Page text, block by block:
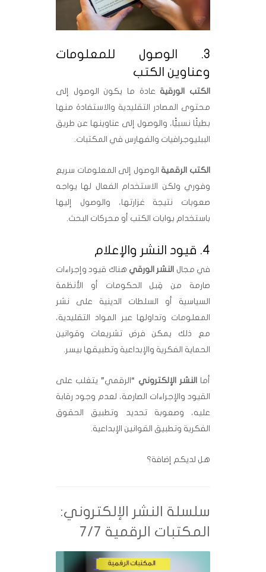
3. الوصول للمعلومات
وعناوين الكتب
الكتب الورقية عادة ما يكون الوصول إلى
محتوى المصادر التقليدية والاستفادة منها
بطيئًا نسبيًّا، والوصول إلى عناوينها عن طريق
الببليوجرافيات والفهارس في المكتبات.
الكتب الرقمية الوصول إلى المعلومات سريع
وفوري ولكن الاستخدام الفعال لها يواجه
صعوبات نتيجة غزارتها، والوصول إليها
باستخدام بوابات الكتب أو محركات البحث.
4. قيود النشر والإعلام
في مجال النشر الورقي هناك قيود وإجراءات
صارمة من قِبل الحكومات أو الأنظمة
السياسية أو السلطات الدينية على نشر
المعلومات وتداولها عبر المواد التقليدية،
مع ذلك يمكن فرض تشريعات وقوانين
الحماية الفكرية والإبداعية وتطبيقها بيسر.
أما النشر الإلكتروني “الرقمي” يتغلب على
القيود والإجراءات الصارمة، لعدم وجود رقابة
عليه، وصعوبة تحديد وتطبيق الحقوق
الفكرية وتطبيق القوانين الإبداعية.
هل لديكم إضافة؟
سلسلة النشر الإلكتروني:
المكتبات الرقمية 7/7